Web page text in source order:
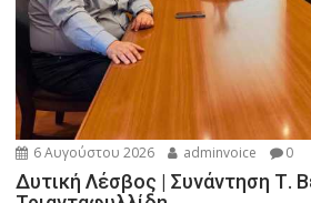
6 Αυγούστου 2026 adminvoice 0
Δυτική Λέσβος | Συνάντηση Τ.